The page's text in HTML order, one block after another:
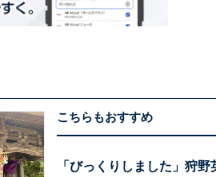
こちらもおすすめ
「びっくりしました」狩